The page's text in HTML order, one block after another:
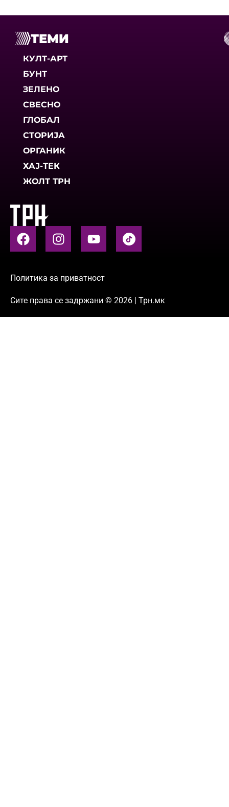
ТЕМИ
КУЛТ-АРТ
БУНТ
ЗЕЛЕНО
СВЕСНО
ГЛОБАЛ
СТОРИЈА
ОРГАНИК
ХАЈ-ТЕК
ЖОЛТ ТРН
Политика за приватност
Сите права се задржани © 2026 | Трн.мк